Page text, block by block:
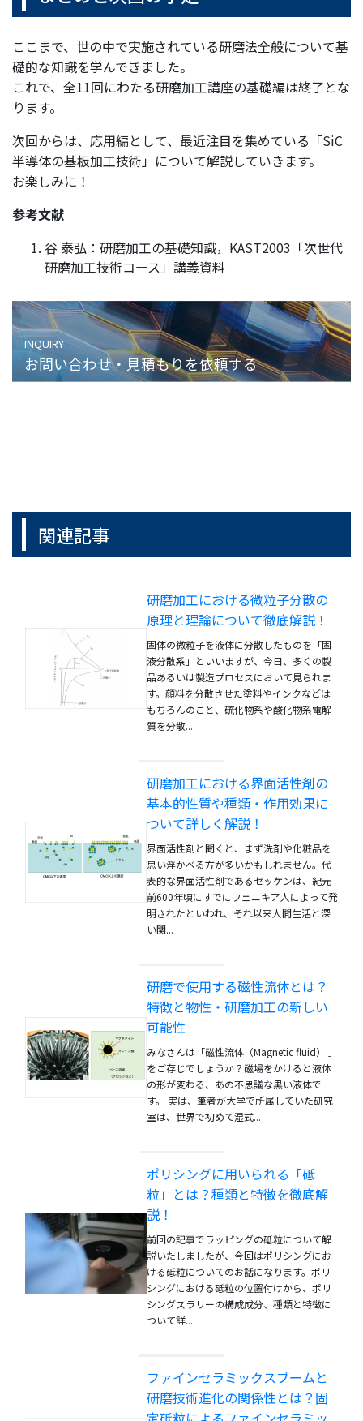
ここまで、世の中で実施されている研磨法全般について基
礎的な知識を学んできました。
これで、全11回にわたる研磨加工講座の基礎編は終了とな
ります。
次回からは、応用編として、最近注目を集めている「SiC
半導体の基板加工技術」について解説していきます。
お楽しみに！
参考文献
谷 泰弘：研磨加工の基礎知識，KAST2003「次世代
研磨加工技術コース」講義資料
お問い合わせ・見積もりを依頼する
関連記事
研磨加工における微粒子分散の
原理と理論について徹底解説！
固体の微粒子を液体に分散したものを「固
液分散系」といいますが、今日、多くの製
品あるいは製造プロセスにおいて見られま
す。顔料を分散させた塗料やインクなどは
もちろんのこと、硫化物系や酸化物系電解
質を分散...
研磨加工における界面活性剤の
基本的性質や種類・作用効果に
ついて詳しく解説！
界面活性剤と聞くと、まず洗剤や化粧品を
思い浮かべる方が多いかもしれません。代
表的な界面活性剤であるセッケンは、紀元
前600年頃にすでにフェニキア人によって発
明されたといわれ、それ以来人間生活と深
い関...
研磨で使用する磁性流体とは？
特徴と物性・研磨加工の新しい
可能性
みなさんは「磁性流体（Magnetic fluid） 」
をご存じでしょうか？磁場をかけると液体
の形が変わる、あの不思議な黒い液体で
す。 実は、筆者が大学で所属していた研究
室は、世界で初めて湿式...
ポリシングに用いられる「砥
粒」とは？種類と特徴を徹底解
説！
前回の記事でラッピングの砥粒について解
説いたしましたが、今回はポリシングにお
ける砥粒についてのお話になります。ポリ
シングにおける砥粒の位置付けから、ポリ
シングスラリーの構成成分、種類と特徴に
ついて詳...
ファインセラミックスブームと
研磨技術進化の関係性とは？固